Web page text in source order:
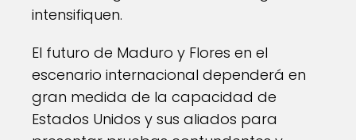
intensifiquen.
El futuro de Maduro y Flores en el
escenario internacional dependerá en
gran medida de la capacidad de
Estados Unidos y sus aliados para